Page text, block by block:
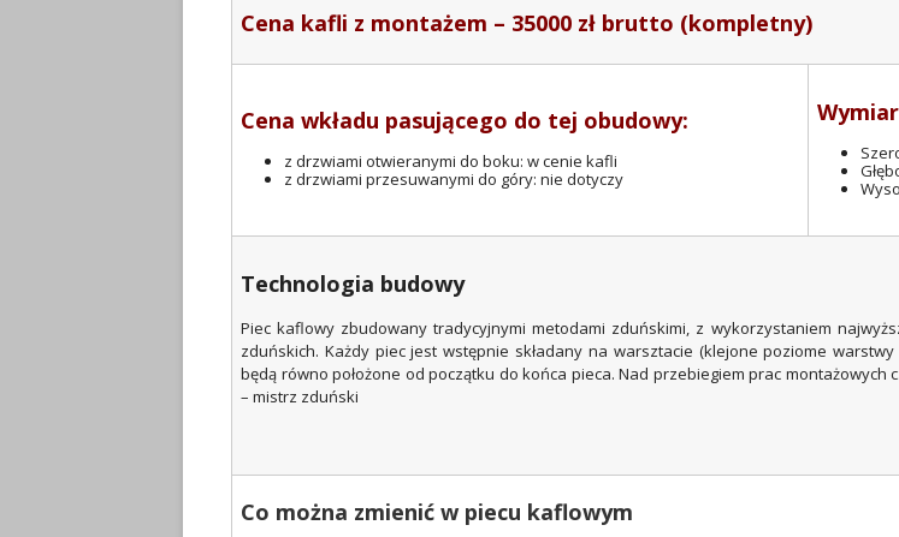
Cena kafli z montażem – 35000 zł brutto (kompletny)
Cena wkładu pasującego do tej obudowy:
z drzwiami otwieranymi do boku: w cenie kafli
z drzwiami przesuwanymi do góry: nie dotyczy
Technologia budowy
Piec kaflowy zbudowany tradycyjnymi metodami zduńskimi, z wykorzystaniem
zduńskich. Każdy piec jest wstępnie składany na warsztacie (klejone poziome
będą równo położone od początku do końca pieca. Nad przebiegiem prac montażowych
– mistrz zduński
Co można zmienić w piecu kaflowym